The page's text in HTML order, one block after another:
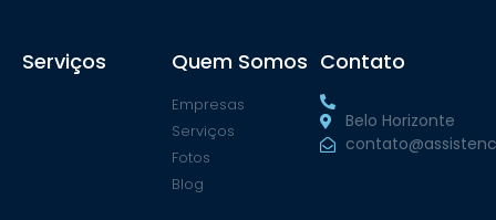
Serviços Quem Somos
Empresas
Serviços
Fotos
Blog
Contato
Belo Horizonte